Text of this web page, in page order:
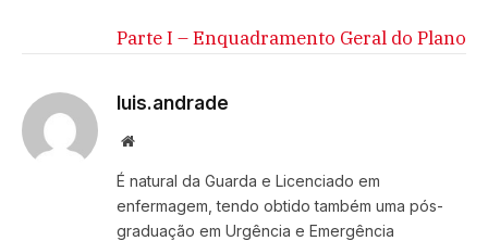
Parte I – Enquadramento Geral do Plano
luis.andrade
Website
É natural da Guarda e Licenciado em
enfermagem, tendo obtido também uma pós-
graduação em Urgência e Emergência